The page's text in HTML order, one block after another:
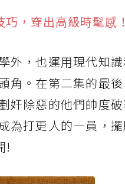
巧，穿出高級時髦感
外，也運用現代知
角。在第二集的最
奸除惡的他們帥度
為打更人的一員，
!